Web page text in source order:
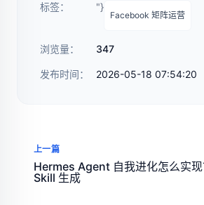
标签： "}
Facebook 矩阵运营
浏览量： 347
发布时间： 2026-05-18 07:54:20
上一篇
Hermes Agent 自我进化怎么实
Skill 生成